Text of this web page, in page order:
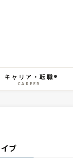
キャリア・転職
CAREER
ブ